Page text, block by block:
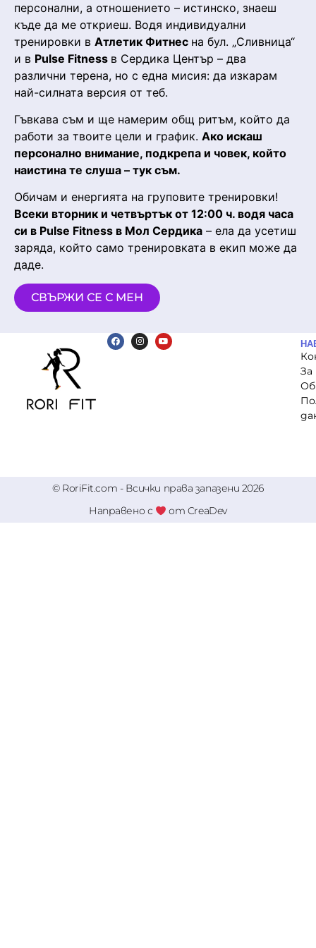
персонални, а отношението – истинско, знаеш
къде да ме откриеш. Водя индивидуални
тренировки в Атлетик Фитнес на бул. „Сливница“
и в Pulse Fitness в Сердика Център – два
различни терена, но с една мисия: да изкарам
най-силната версия от теб.
Гъвкава съм и ще намерим общ ритъм, който да
работи за твоите цели и график. Ако искаш
персонално внимание, подкрепа и човек, който
наистина те слуша – тук съм.
Обичам и енергията на груповите тренировки!
Всеки вторник и четвъртък от 12:00 ч. водя часа
си в Pulse Fitness в Мол Сердика – ела да усетиш
заряда, който само тренировката в екип може да
даде.
СВЪРЖИ СЕ С МЕН
За
© RoriFit.com - Всички права запазени 2026
Направено с
от CreaDev